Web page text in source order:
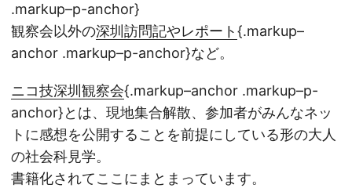
.markup–p-anchor}
観察会以外の深圳訪問記やレポート{.markup–
anchor .markup–p-anchor}など。
ニコ技深圳観察会{.markup–anchor .markup–p-
anchor}とは、現地集合解散、参加者がみんなネッ
トに感想を公開することを前提にしている形の大人
の社会科見学。
書籍化されてここにまとまっています。